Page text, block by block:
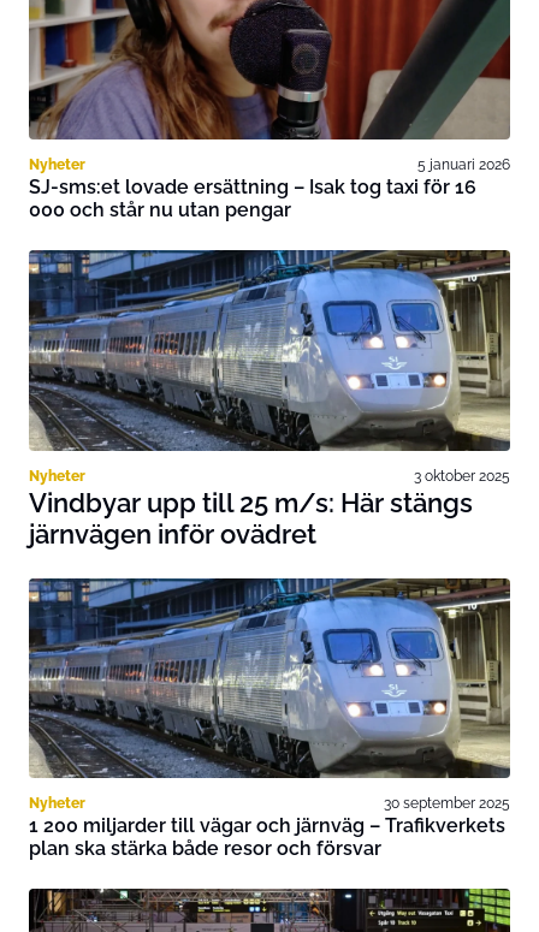
Nyheter 5 januari 2026
SJ-sms:et lovade ersättning – Isak tog taxi för 16
000 och står nu utan pengar
Nyheter 3 oktober 2025
Vindbyar upp till 25 m/s: Här stängs
järnvägen inför ovädret
Nyheter 30 september 2025
1 200 miljarder till vägar och järnväg – Trafikverkets
plan ska stärka både resor och försvar